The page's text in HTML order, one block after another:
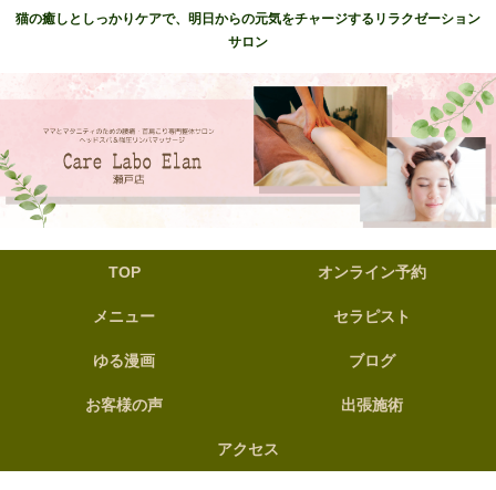
猫の癒しとしっかりケアで、明日からの元気をチャージするリラクゼーション
サロン
TOP オンライン予約
メニュー セラピスト
ゆる漫画 ブログ
お客様の声 出張施術
アクセス